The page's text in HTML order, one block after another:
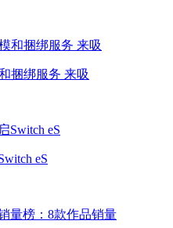
捆绑服务 来吸
eS